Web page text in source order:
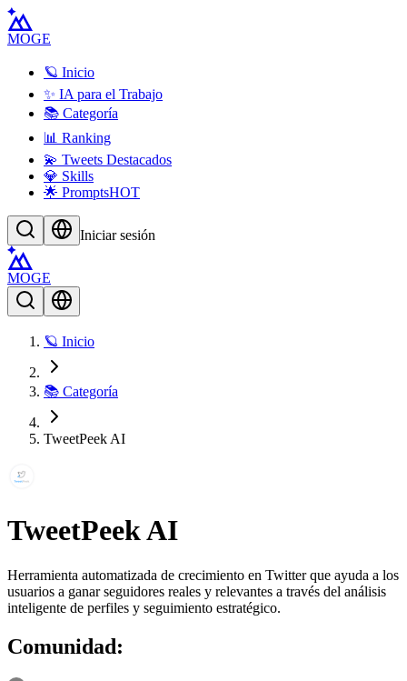
MOGE
🪐 Inicio
✨ IA para el Trabajo
📚 Categoría
📊 Ranking
💫 Tweets Destacados
💎 Skills
🌟 PromptsHOT
Iniciar sesión
MOGE
🪐 Inicio
📚 Categoría
TweetPeek AI
TweetPeek AI
Herramienta automatizada de crecimiento en Twitter que ayuda a los
usuarios a ganar seguidores reales y relevantes a través del análisis
inteligente de perfiles y seguimiento estratégico.
Comunidad: